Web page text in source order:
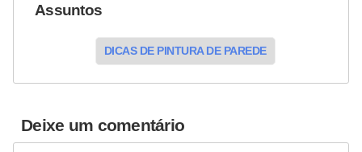
Assuntos
DICAS DE PINTURA DE PAREDE
Deixe um comentário